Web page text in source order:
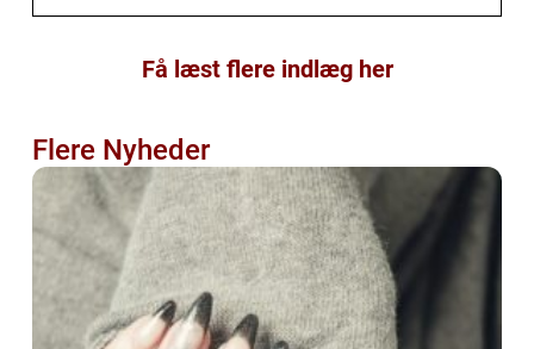
Få læst flere indlæg her
Flere Nyheder